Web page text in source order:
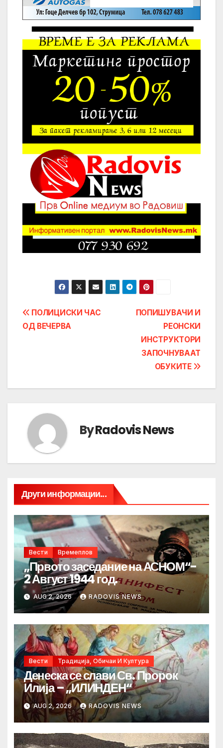
Post
navigation
ПОПИШУВАЧИ И
РЕОНСКИ
ИНСТРУКТОРИ
ЗАПОЧНУВААТ
ОБУКИТЕ
ПОЛИЦИСКИ ЧАС
ОД ВЕЧЕРВА
ByRadovis News
Други информации...
Вести Времеплов
„Првото заседание на АСНОМ“-
2 Август 1944 год.
AUG 2, 2026 RADOVIS NEWS
Вести Традиција, Обичаи И Култура
Денеска се слави Св. Пророк
Илија – „ИЛИНДЕН“
AUG 2, 2026 RADOVIS NEWS